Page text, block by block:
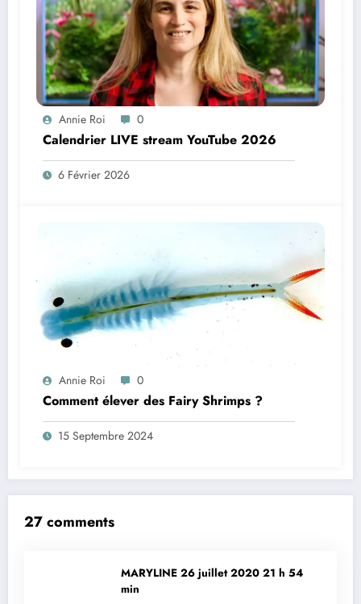
Annie Roi 0
Calendrier LIVE stream YouTube 2026
6 Février 2026
Annie Roi 0
Comment élever des Fairy Shrimps ?
15 Septembre 2024
27 comments
MARYLINE 26 juillet 2020 21 h 54
min